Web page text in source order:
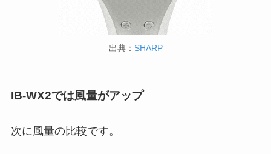
出典： SHARP
IB-WX2では風量がアップ
次に風量の比較です。